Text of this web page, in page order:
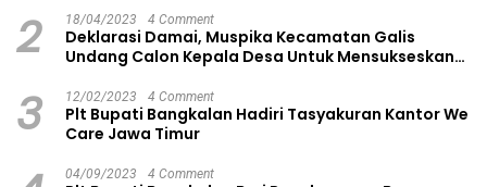
2 18/04/2023 4 Comment
Deklarasi Damai, Muspika Kecamatan Galis
Undang Calon Kepala Desa Untuk Mensukseskan
3 12/02/2023 4 Comment
Plt Bupati Bangkalan Hadiri Tasyakuran Kantor We
Care Jawa Timur
04/09/2023 4 Comment